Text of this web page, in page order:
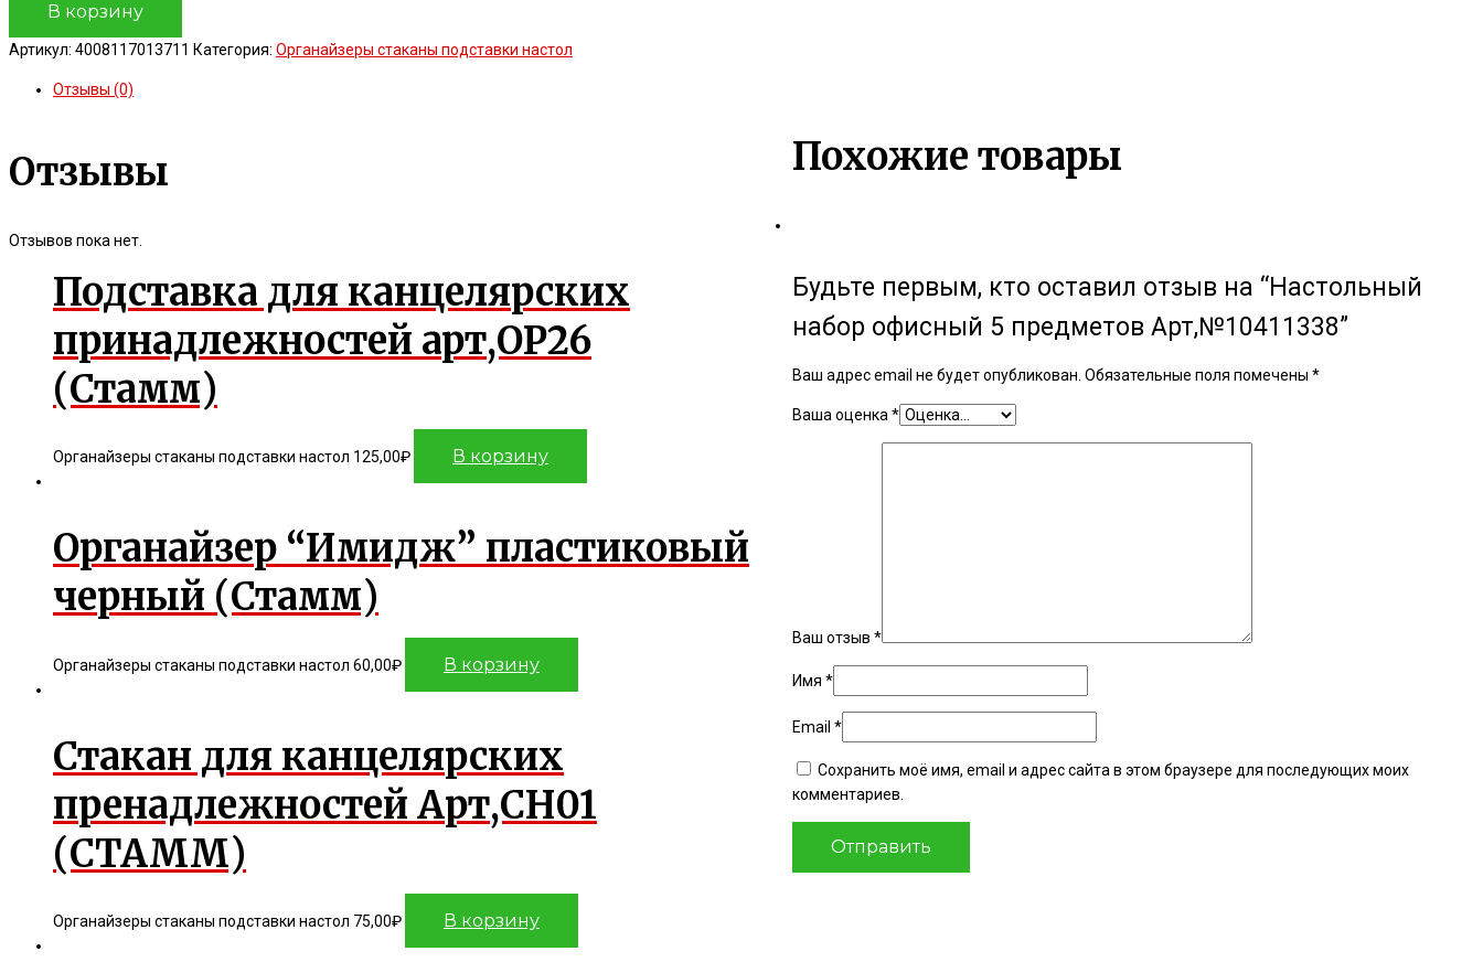
В корзину
Артикул: 4008117013711 Категория: Органайзеры стаканы подставки настол
Отзывы (0)
Отзывы
Отзывов пока нет.
Будьте первым, кто оставил отзыв на “Настольный
набор офисный 5 предметов Арт,№10411338”
Ваш адрес email не будет опубликован. Обязательные поля помечены*
Ваша оценка*
Ваш отзыв*
Имя*
Email*
Сохранить моё имя, email и адрес сайта в этом браузере для последующих моих
комментариев.
Похожие товары
Подставка для канцелярских
принадлежностей арт,ОР26
(Стамм)
Органайзеры стаканы подставки настол 125,00₽ В корзину
Органайзер “Имидж” пластиковый
черный (Стамм)
Органайзеры стаканы подставки настол 60,00₽ В корзину
Стакан для канцелярских
пренадлежностей Арт,СН01
(СТАММ)
Органайзеры стаканы подставки настол 75,00₽ В корзину